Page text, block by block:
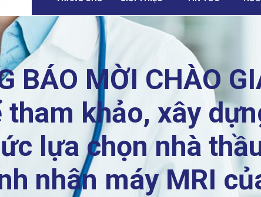
BÁO MỜI CHÀO
tham khảo, xây
lựa chọn nhà
nhân máy MRI